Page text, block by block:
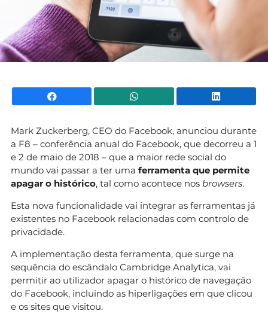
Facebook WhatsApp
Mark Zuckerberg, CEO do Facebook, anunciou durante
a F8 – conferência anual do Facebook, que decorreu a 1
e 2 de maio de 2018 – que a maior rede social do
mundo vai passar a ter uma ferramenta que permite
apagar o histórico, tal como acontece nos browsers.
Esta nova funcionalidade vai integrar as ferramentas já
existentes no Facebook relacionadas com controlo de
privacidade.
A implementação desta ferramenta, que surge na
sequência do escândalo Cambridge Analytica, vai
permitir ao utilizador apagar o histórico de navegação
do Facebook, incluindo as hiperligações em que clicou
e os sites que visitou.